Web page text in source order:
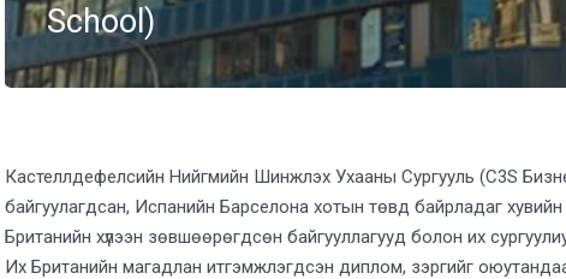
School)
Кастеллдефелсийн Нийгмийн Шинжлэх Ухааны Сургууль (C3S
байгуулагдсан, Испанийн Барселона хотын төвд байрладаг
Британийн хүлээн зөвшөөрөгдсөн байгууллагууд болон их
Их Британийн магадлан итгэмжлэгдсэн диплом, зэргийг